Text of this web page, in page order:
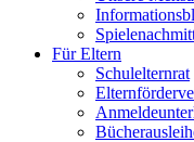
Für Eltern
Schulelternrat